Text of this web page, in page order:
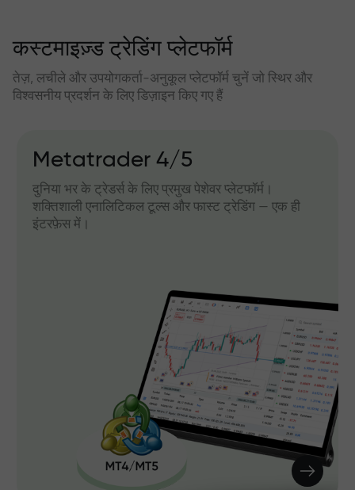
कस्टमाइज़्ड ट्रेडिंग प्लेटफॉर्म
तेज़, लचीले और उपयोगकर्ता-अनुकूल प्लेटफॉर्म चुनें जो स्थिर और
विश्वसनीय प्रदर्शन के लिए डिज़ाइन किए गए हैं
Metatrader 4/5
दुनिया भर के ट्रेडर्स के लिए प्रमुख पेशेवर प्लेटफॉर्म।
शक्तिशाली एनालिटिकल टूल्स और फास्ट ट्रेडिंग — एक ही
इंटरफ़ेस में।